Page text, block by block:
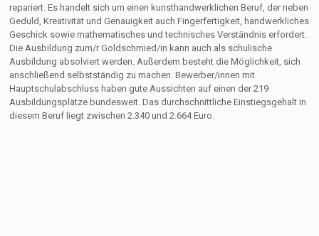
repariert. Es handelt sich um einen kunsthandwerklichen Beruf, der neben
Geduld, Kreativität und Genauigkeit auch Fingerfertigkeit, handwerkliches
Geschick sowie mathematisches und technisches Verständnis erfordert.
Die Ausbildung zum/r Goldschmied/in kann auch als schulische
Ausbildung absolviert werden. Außerdem besteht die Möglichkeit, sich
anschließend selbstständig zu machen. Bewerber/innen mit
Hauptschulabschluss haben gute Aussichten auf einen der 219
Ausbildungsplätze bundesweit. Das durchschnittliche Einstiegsgehalt in
diesem Beruf liegt zwischen 2.340 und 2.664 Euro.